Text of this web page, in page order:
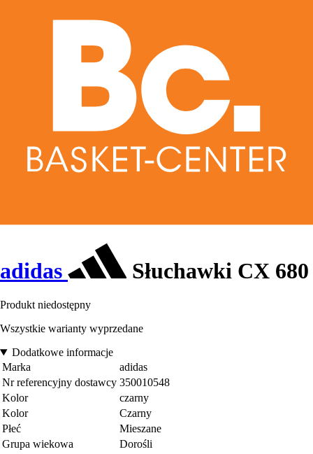
adidas Słuchawki CX 680
Produkt niedostępny
Wszystkie warianty wyprzedane
Dodatkowe informacje
Marka
adidas
Nr referencyjny dostawcy 350010548
Kolor
czarny
Kolor
Czarny
Płeć
Mieszane
Grupa wiekowa
Dorośli